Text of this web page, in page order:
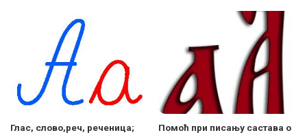
Глас, слово,реч, реченица;
Помоћ при писању састава о